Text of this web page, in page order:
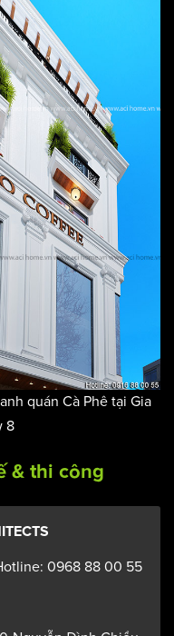
quán Cà Phê tại Gia
& thi công
0968 88 00 55